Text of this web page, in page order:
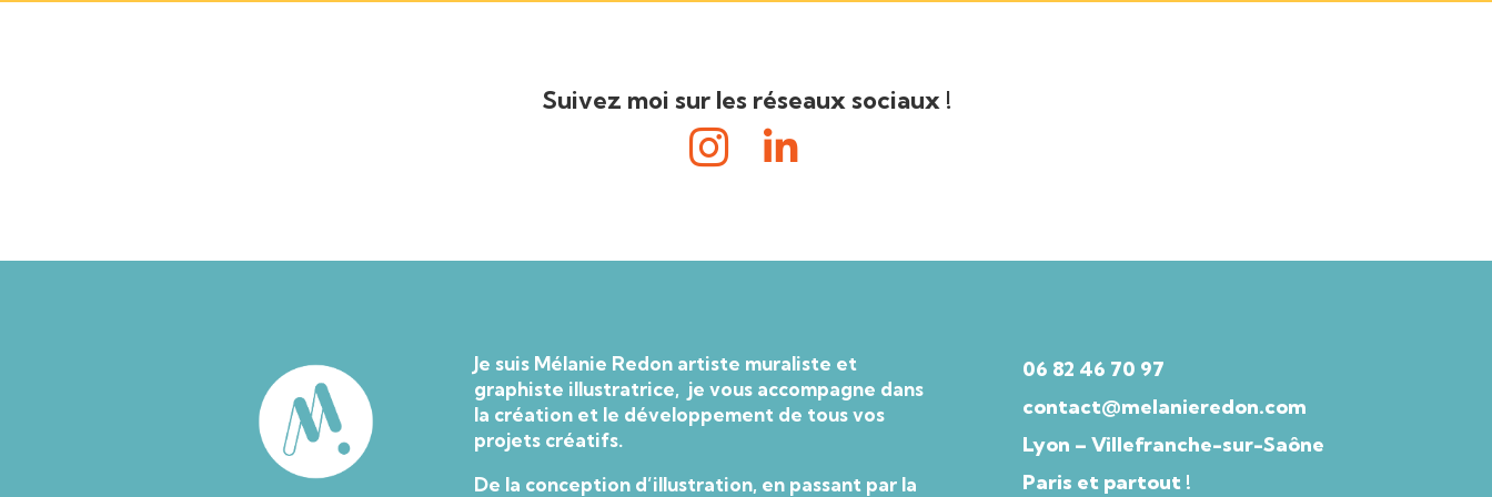
Suivez moi sur les réseaux sociaux !
 
Je suis Mélanie Redon artiste muraliste et
graphiste illustratrice, je vous accompagne dans
la création et le développement de tous vos
projets créatifs.
De la conception d’illustration, en passant par la
06 82 46 70 97
contact@melanieredon.com
Lyon – Villefranche-sur-Saône
Paris et partout !